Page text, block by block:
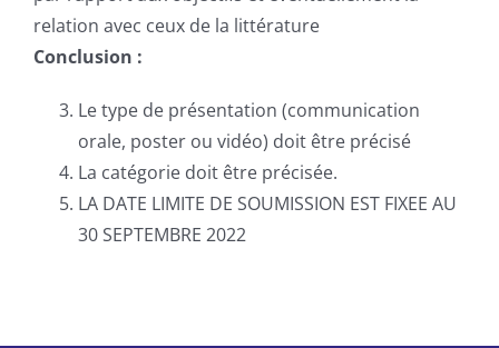
relation avec ceux de la littérature
Conclusion :
Le type de présentation (communication
orale, poster ou vidéo) doit être précisé
La catégorie doit être précisée.
LA DATE LIMITE DE SOUMISSION EST FIXEE AU
30 SEPTEMBRE 2022